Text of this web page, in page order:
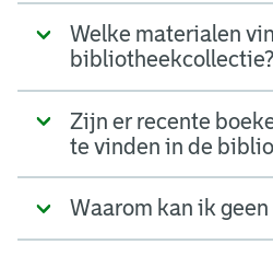
Welke materialen
bibliotheekcollectie?
Zijn er recente
te vinden in de
Waarom kan ik